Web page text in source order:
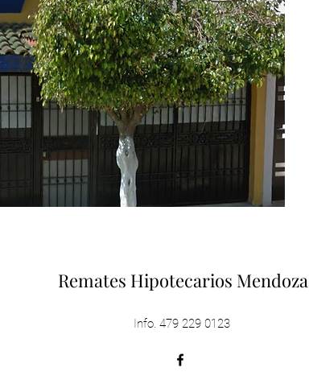
Remates Hipotecarios Mendoza
Info. 479 229 0123